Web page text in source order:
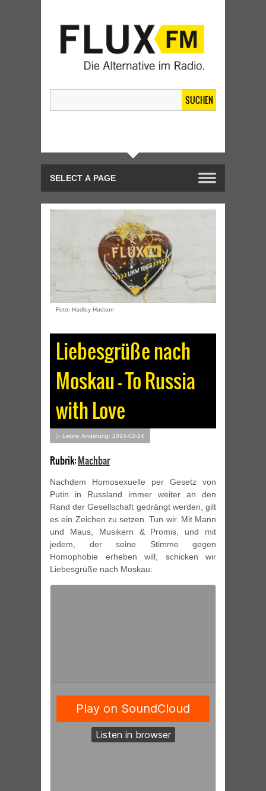
SUCHEN
Foto: Hadley Hudson
Liebesgrüße nach
Moskau – To Russia
with Love
▷ Letzte Änderung: 2014-02-14
Rubrik:Machbar
Nachdem Homosexuelle per Gesetz von
Putin in Russland immer weiter an den
Rand der Gesellschaft gedrängt werden, gilt
es ein Zeichen zu setzen. Tun wir. Mit Mann
und Maus, Musikern & Promis, und mit
jedem, der seine Stimme gegen
Homophobie erheben will, schicken wir
Liebesgrüße nach Moskau: